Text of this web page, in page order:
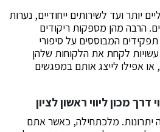
יותר ועד לשירותים ייחודיים, נערות
הרבה מהן מספקות ריקודים
תפקידים המבוססים על סיפורי
לקחת את הלקוחות שלהן
אפילו לייצג אותם במפגשים
דרך מכון ליווי ראשון לציון
יתרונות. מלכתחילה, כאשר אתם